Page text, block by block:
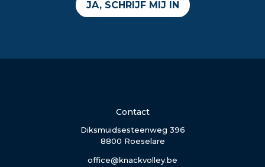
JA, SCHRIJF MIJ IN
Contact
Diksmuidsesteenweg 396
8800 Roeselare
office@knackvolley.be